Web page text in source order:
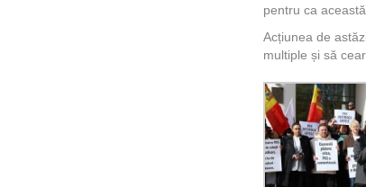
pentru ca
Acțiunea de
multiple și să